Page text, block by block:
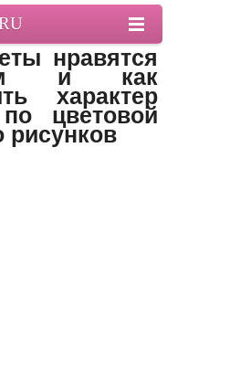
нравятся
и как
характер
цветовой
рисунков